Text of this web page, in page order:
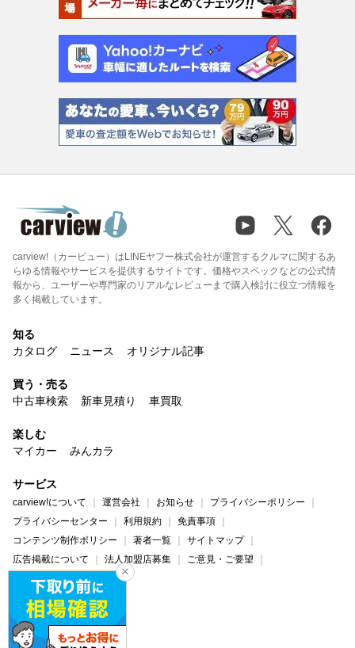
carview!（カービュー）はLINEヤフー株式会社が運営するクルマに関するあ
らゆる情報やサービスを提供するサイトです。価格やスペックなどの公式情
報から、ユーザーや専門家のリアルなレビューまで購入検討に役立つ情報を
多く掲載しています。
知る
カタログ
ニュース オリジナル記事
買う・売る
中古車検索
新車見積り 車買取
楽しむ
マイカー
みんカラ
サービス
carview!について 運営会社 お知らせ
プライバシーポリシー
プライバシーセンター
利用規約
免責事項
コンテンツ制作ポリシー
著者一覧
サイトマップ
広告掲載について
法人加盟店募集
ご意見・ご要望
ヘルプ・お問い合わせ
carview! Yahoo! JAPAN